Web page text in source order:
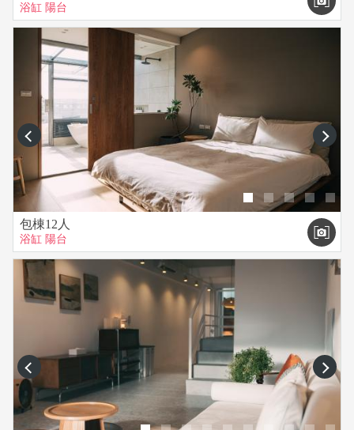
浴缸 陽台
prev next
包棟12人
浴缸 陽台
prev next